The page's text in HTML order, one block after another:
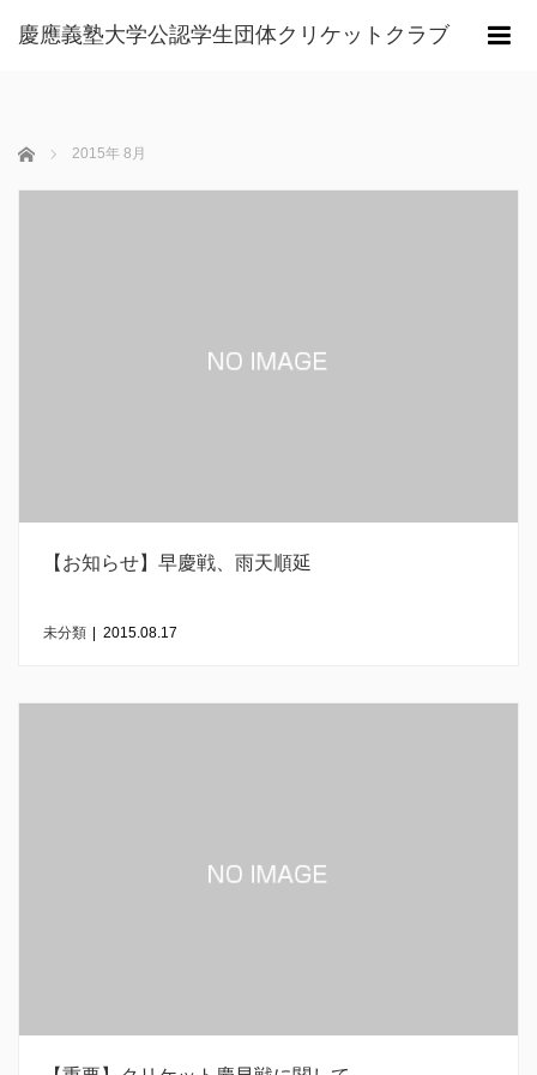
慶應義塾大学公認学生団体クリケットクラブ
ホーム 2015年 8月
【お知らせ】早慶戦、雨天順延
未分類 | 2015.08.17